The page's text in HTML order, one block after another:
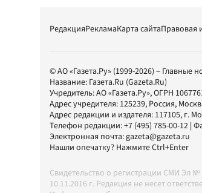
РедакцияРекламаКарта сайтаПравовая
© АО «Газета.Ру» (1999-2026) – Главные
Название: Газета.Ru (Gazeta.Ru)
Учредитель:АО «Газета.Ру», ОГРН
Адрес учредителя: 125239, Россия,
Адрес редакции и издателя: 117105, г.
Телефон редакции:+7 (495) 785-00-12 |
Электронная почта:gazeta@gazeta.ru
Нашли опечатку? Нажмите Ctrl+Enter
Свидетельство о регистрации СМИ Эл
10.11.2016 г. Редакция не несет